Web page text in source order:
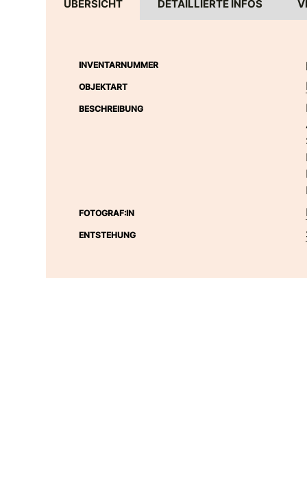
ÜBERSICHT DETAILLIERTE INFOS
INVENTARNUMMER
OBJEKTART
BESCHREIBUNG
FOTOGRAF:IN
ENTSTEHUNG